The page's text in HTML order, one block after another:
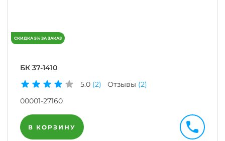
БК 37-1410
5.0 (2) Отзывы (2)
00001-27160
В КОРЗИНУ